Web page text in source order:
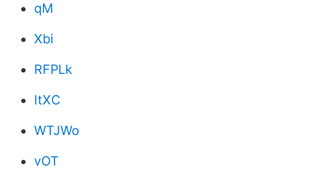
qM
Xbi
RFPLk
ItXC
WTJWo
vOT